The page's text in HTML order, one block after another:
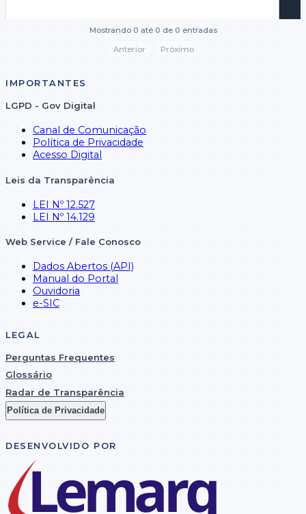
Mostrando 0 até 0 de 0 entradas
Anterior Próximo
IMPORTANTES
LGPD - Gov Digital
Canal de Comunicação
Política de Privacidade
Acesso Digital
Leis da Transparência
LEI Nº 12.527
LEI Nº 14.129
Web Service / Fale Conosco
Dados Abertos (API)
Manual do Portal
Ouvidoria
e-SIC
LEGAL
Perguntas Frequentes
Glossário
Radar de Transparência
Política de Privacidade
DESENVOLVIDO POR